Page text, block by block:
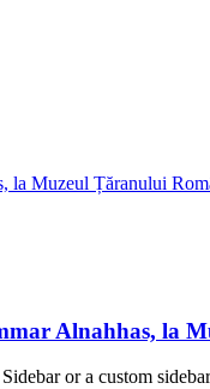
Alnahhas, la
or a custom